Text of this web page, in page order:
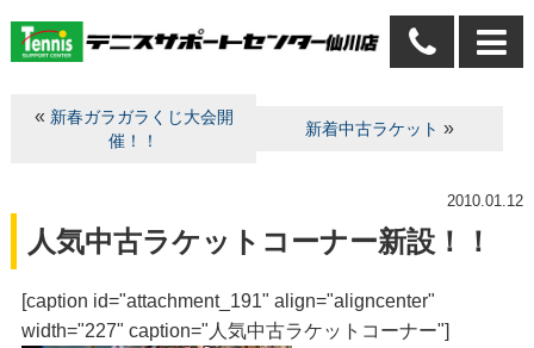
« 新春ガラガラくじ大会開
催！！
新着中古ラケット »
2010.01.12
人気中古ラケットコーナー新設！！
[caption id="attachment_191" align="aligncenter"
width="227" caption="人気中古ラケットコーナー"]